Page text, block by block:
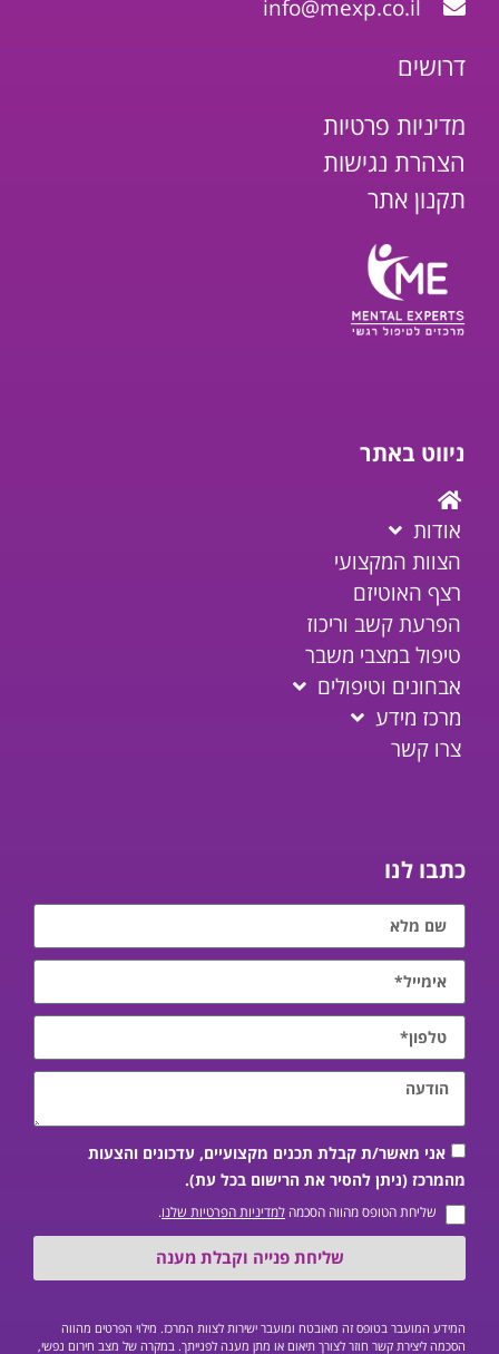
info@mexp.co.il
דרושים
מדיניות פרטיות
הצהרת נגישות
תקנון אתר
ניווט באתר
אודות
הצוות המקצועי
רצף האוטיזם
הפרעת קשב וריכוז
טיפול במצבי משבר
אבחונים וטיפולים
מרכז מידע
צרו קשר
כתבו לנו
אני מאשר/ת קבלת תכנים מקצועיים, עדכונים והצעות
מהמרכז (ניתן להסיר את הרישום בכל עת).
שליחת הטופס מהווה הסכמה למדיניות הפרטיות שלנו.
שליחת פנייה וקבלת מענה
המידע המועבר בטופס זה מאובטח ומועבר ישירות לצוות המרכז. מילוי הפרטים מהווה
הסכמה ליצירת קשר חוזר לצורך תיאום או מתן מענה לפנייתך. במקרה של מצב חירום נפשי,